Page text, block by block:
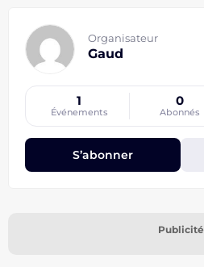
Organisateur
Gaud
1
Événements
0
Abonnés
S’abonner
Publicité